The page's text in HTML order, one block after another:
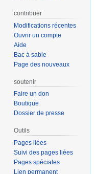
contribuer
Modifications récentes
Ouvrir un compte
Aide
Bac à sable
Page des nouveaux
soutenir
Faire un don
Boutique
Dossier de presse
Outils
Pages liées
Suivi des pages liées
Pages spéciales
Lien permanent